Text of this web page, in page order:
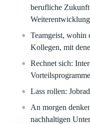
berufliche
Weiterentwicklung
Teamgeist,
Kollegen, mit
Rechnet sich:
Vorteilsprogramme
Lass rollen:
An morgen
nachhaltigen